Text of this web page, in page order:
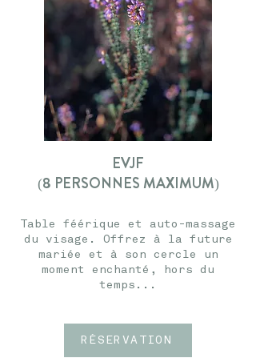
EVJF
(8 PERSONNES MAXIMUM)
Table féérique et auto-massage
du visage. Offrez à la future
mariée et à son cercle un
moment enchanté, hors du
temps...
RÉSERVATION